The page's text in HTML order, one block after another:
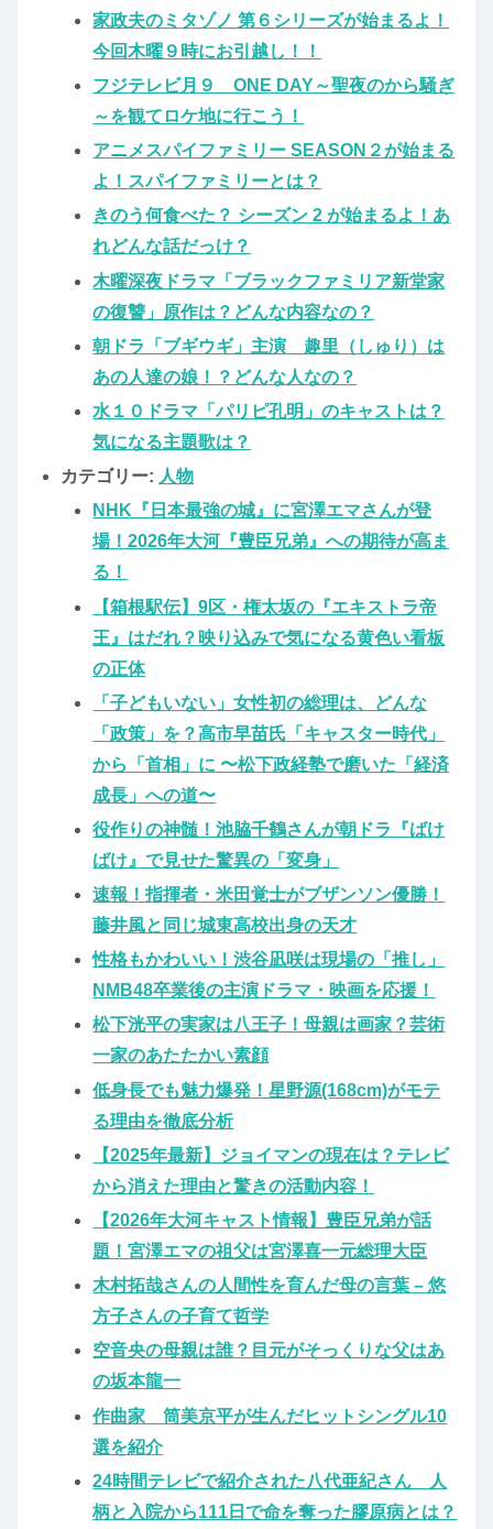
家政夫のミタゾノ 第６シリーズが始まるよ！
今回木曜９時にお引越し！！
フジテレビ月９ ONE DAY～聖夜のから騒ぎ
～を観てロケ地に行こう！
アニメスパイファミリー SEASON２が始まる
よ！スパイファミリーとは？
きのう何食べた？ シーズン 2 が始まるよ！あ
れどんな話だっけ？
木曜深夜ドラマ「ブラックファミリア新堂家
の復讐」原作は？どんな内容なの？
朝ドラ「ブギウギ」主演 趣里（しゅり）は
あの人達の娘！？どんな人なの？
水１０ドラマ「パリピ孔明」のキャストは？
気になる主題歌は？
カテゴリー: 人物
NHK『日本最強の城』に宮澤エマさんが登
場！2026年大河『豊臣兄弟』への期待が高ま
る！
【箱根駅伝】9区・権太坂の『エキストラ帝
王』はだれ？映り込みで気になる黄色い看板
の正体
「子どもいない」女性初の総理は、どんな
「政策」を？高市早苗氏「キャスター時代」
から「首相」に 〜松下政経塾で磨いた「経済
成長」への道〜
役作りの神髄！池脇千鶴さんが朝ドラ『ばけ
ばけ』で見せた驚異の「変身」
速報！指揮者・米田覚士がブザンソン優勝！
藤井風と同じ城東高校出身の天才
性格もかわいい！渋谷凪咲は現場の「推し」
NMB48卒業後の主演ドラマ・映画を応援！
松下洸平の実家は八王子！母親は画家？芸術
一家のあたたかい素顔
低身長でも魅力爆発！星野源(168cm)がモテ
る理由を徹底分析
【2025年最新】ジョイマンの現在は？テレビ
から消えた理由と驚きの活動内容！
【2026年大河キャスト情報】豊臣兄弟が話
題！宮澤エマの祖父は宮澤喜一元総理大臣
木村拓哉さんの人間性を育んだ母の言葉 – 悠
方子さんの子育て哲学
空音央の母親は誰？目元がそっくりな父はあ
の坂本龍一
作曲家 筒美京平が生んだヒットシングル10
選を紹介
24時間テレビで紹介された八代亜紀さん 人
柄と入院から111日で命を奪った膠原病とは？